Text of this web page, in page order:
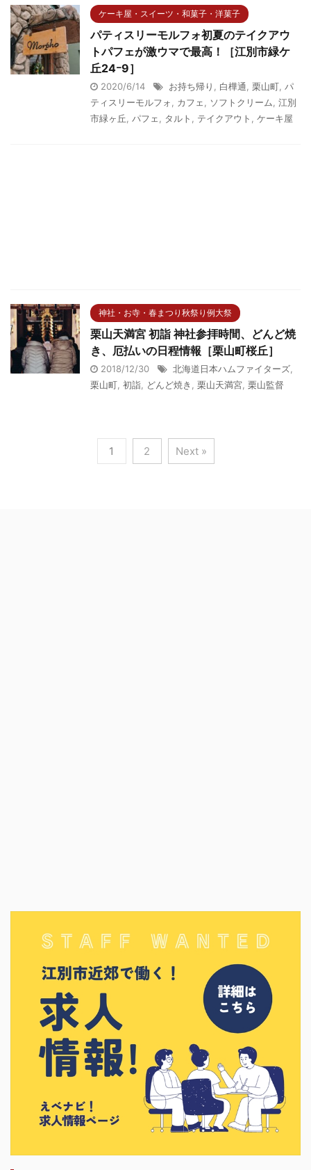
ケーキ屋・スイーツ・和菓子・洋菓子
パティスリーモルフォ初夏のテイクアウ
トパフェが激ウマで最高！［江別市緑ケ
丘24ｰ9］
2020/6/14 お持ち帰り , 白樺通, 栗山町, パ
ティスリーモルフォ, カフェ, ソフトクリーム, 江別
市緑ヶ丘, パフェ, タルト , テイクアウト , ケーキ屋
神社・お寺・春まつり秋祭り例大祭
栗山天満宮 初詣 神社参拝時間、どんど焼
き、厄払いの日程情報［栗山町桜丘］
2018/12/30 北海道日本ハムファイターズ,
栗山町, 初詣, どんど焼き , 栗山天満宮, 栗山監督
1 2 Next »